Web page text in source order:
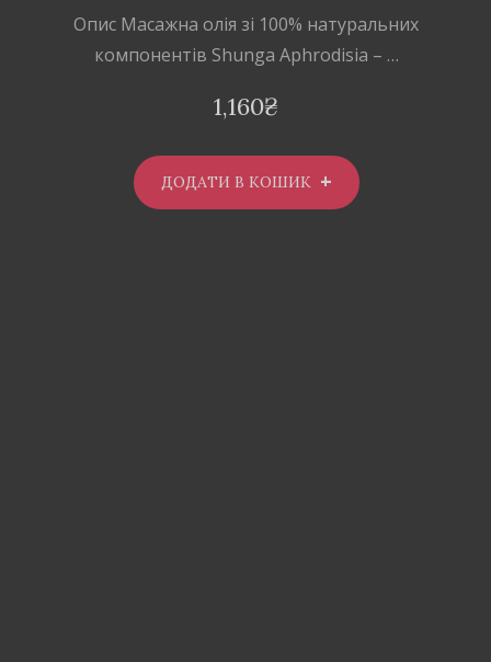
Опис Масажна олія зі 100% натуральних
компонентів Shunga Aphrodisia – …
1,160₴
ДОДАТИ В КОШИК